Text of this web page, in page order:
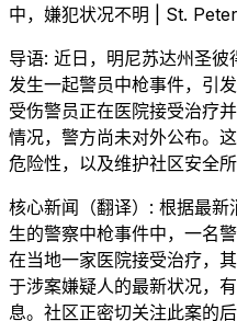
中，嫌犯状况不明 | St.
导语: 近日，明尼苏达州圣
发生一起警员中枪事件，引
受伤警员正在医院接受治疗
情况，警方尚未对外公布。
危险性，以及维护社区安全所
核心新闻（翻译）: 根据最
生的警察中枪事件中，一名
在当地一家医院接受治疗，
于涉案嫌疑人的最新状况，
息。社区正密切关注此案的